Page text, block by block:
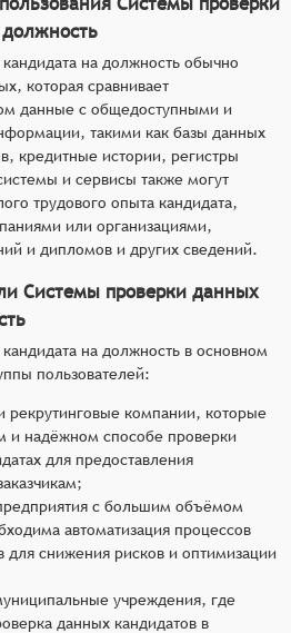
на должность обычно
которая сравнивает
данные с общедоступными и
такими как базы данных
кредитные истории, регистры
и сервисы также могут
трудового опыта кандидата,
или организациями,
и дипломов и других сведений.
Системы проверки данных
на должность в основном
пользователей:
рекрутинговые компании, которые
и надёжном способе проверки
для предоставления
с большим объёмом
автоматизация процессов
для снижения рисков и оптимизации
учреждения, где
данных кандидатов в